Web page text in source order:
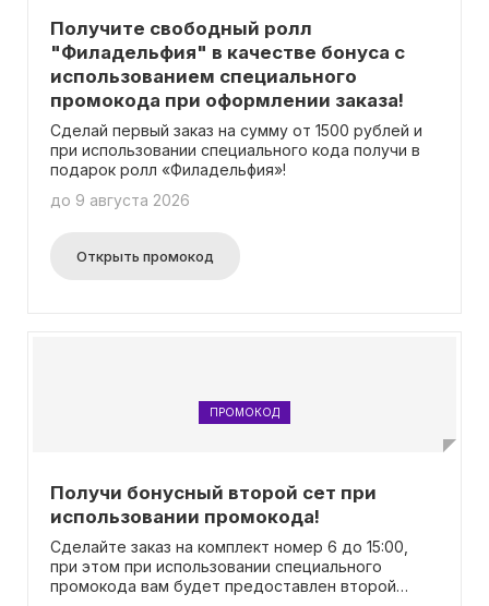
Получите свободный ролл
"Филадельфия" в качестве бонуса с
использованием специального
промокода при оформлении заказа!
Сделай первый заказ на сумму от 1500 рублей и
при использовании специального кода получи в
подарок ролл «Филадельфия»!
до 9 августа 2026
Открыть промокод
ПРОМОКОД
Получи бонусный второй сет при
использовании промокода!
Сделайте заказ на комплект номер 6 до 15:00,
при этом при использовании специального
промокода вам будет предоставлен второй